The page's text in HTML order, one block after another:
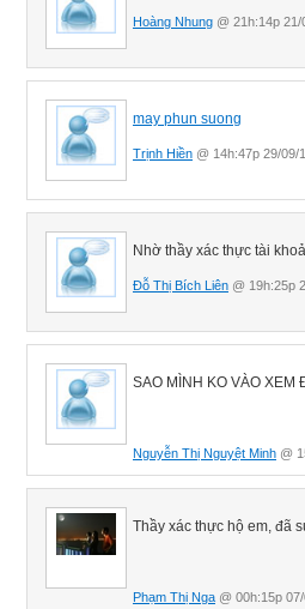
Hoàng Nhung @ 21h:14p 21/
may phun suong
Trịnh Hiền @ 14h:47p 29/09/
Nhờ thầy xác thực tài
Đỗ Thị Bích Liên @ 19h:25p
SAO MÌNH KO VÀO XEM
Nguyễn Thị Nguyệt Minh @
Thầy xác thực hộ em, đã
Phạm Thị Nga @ 00h:15p